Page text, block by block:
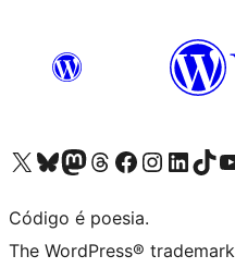
Visite a nossa conta X (antigo Twitter)
Visit our Bluesky account
Visit our Mastodon account
Visit our Threads account
Visite a nossa página do Facebook
Visite a nossa conta no
Visite a nossa conta
Visit our
Código é poesia.
The WordPress®